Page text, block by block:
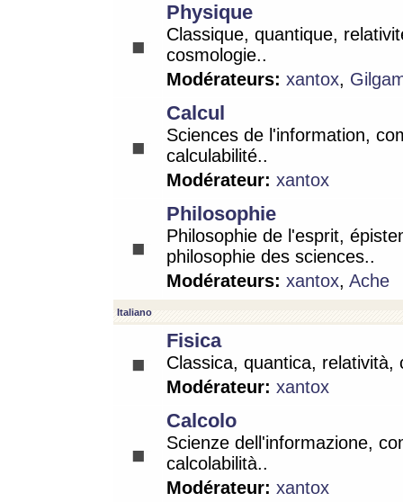
Physique
Classique, quantique,
cosmologie..
Modérateurs: xantox,
Calcul
Sciences de l'information,
calculabilité..
Modérateur: xantox
Philosophie
Philosophie de l'esprit,
philosophie des sciences..
Modérateurs: xantox, Ache
Italiano
Fisica
Classica, quantica, relatività,
Modérateur: xantox
Calcolo
Scienze dell'informazione,
calcolabilità..
Modérateur: xantox